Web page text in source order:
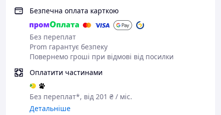
Безпечна оплата карткою
Без переплат
Prom гарантує безпеку
Повернемо гроші при відмові від посилки
Оплатити частинами
Без переплат*, від 201 ₴ / міс.
Детальніше